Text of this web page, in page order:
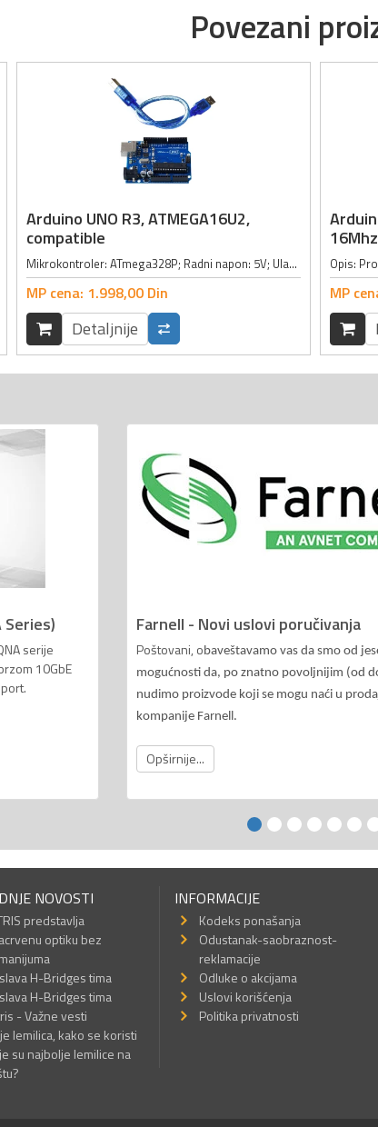
Povezani
Arduino UNO R3, ATMEGA16U2,
compatible
Mikrokontroler: ATmega328P; Radni napon: 5V; Ulazni napon (preporučeni): 7V-12V; Maksimalni ulazni napon: 6V-20V; Digitalni I/O pinovi: 14 (od kojih 6 pruža PWM output); Analogni ulazni pinovi: 6; Jednosmerna struja po I/O pinu: 20mA;...
MP cena: 1.998,00 Din
Detaljnije
MP
serije
10GbE
Farnell - Novi uslovi poručivanja
Poštovani, o baveštavamo vas da smo od
mogućnosti da, po znatno povoljnijim (od
nudimo proizvode koji se mogu naći u
kompanije Farnell.
Opširnije...
NOVOSTI
predstavlja
optiku bez
H-Bridges tima
H-Bridges tima
- Važne vesti
lemilica, kako se koristi
su najbolje lemilice na
INFORMACIJE
Kodeks ponašanja
Odustanak-saobraznost-
reklamacije
Odluke o akcijama
Uslovi korišćenja
Politika privatnosti